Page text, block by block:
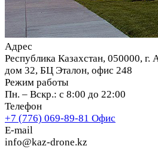
Адрес
Республика Казахстан, 050000, г.
дом 32, БЦ Эталон, офис 248
Режим работы
Пн. – Вскр.: с 8:00 до 22:00
Телефон
+7 (776) 069-89-81 Офис
E-mail
info@kaz-drone.kz